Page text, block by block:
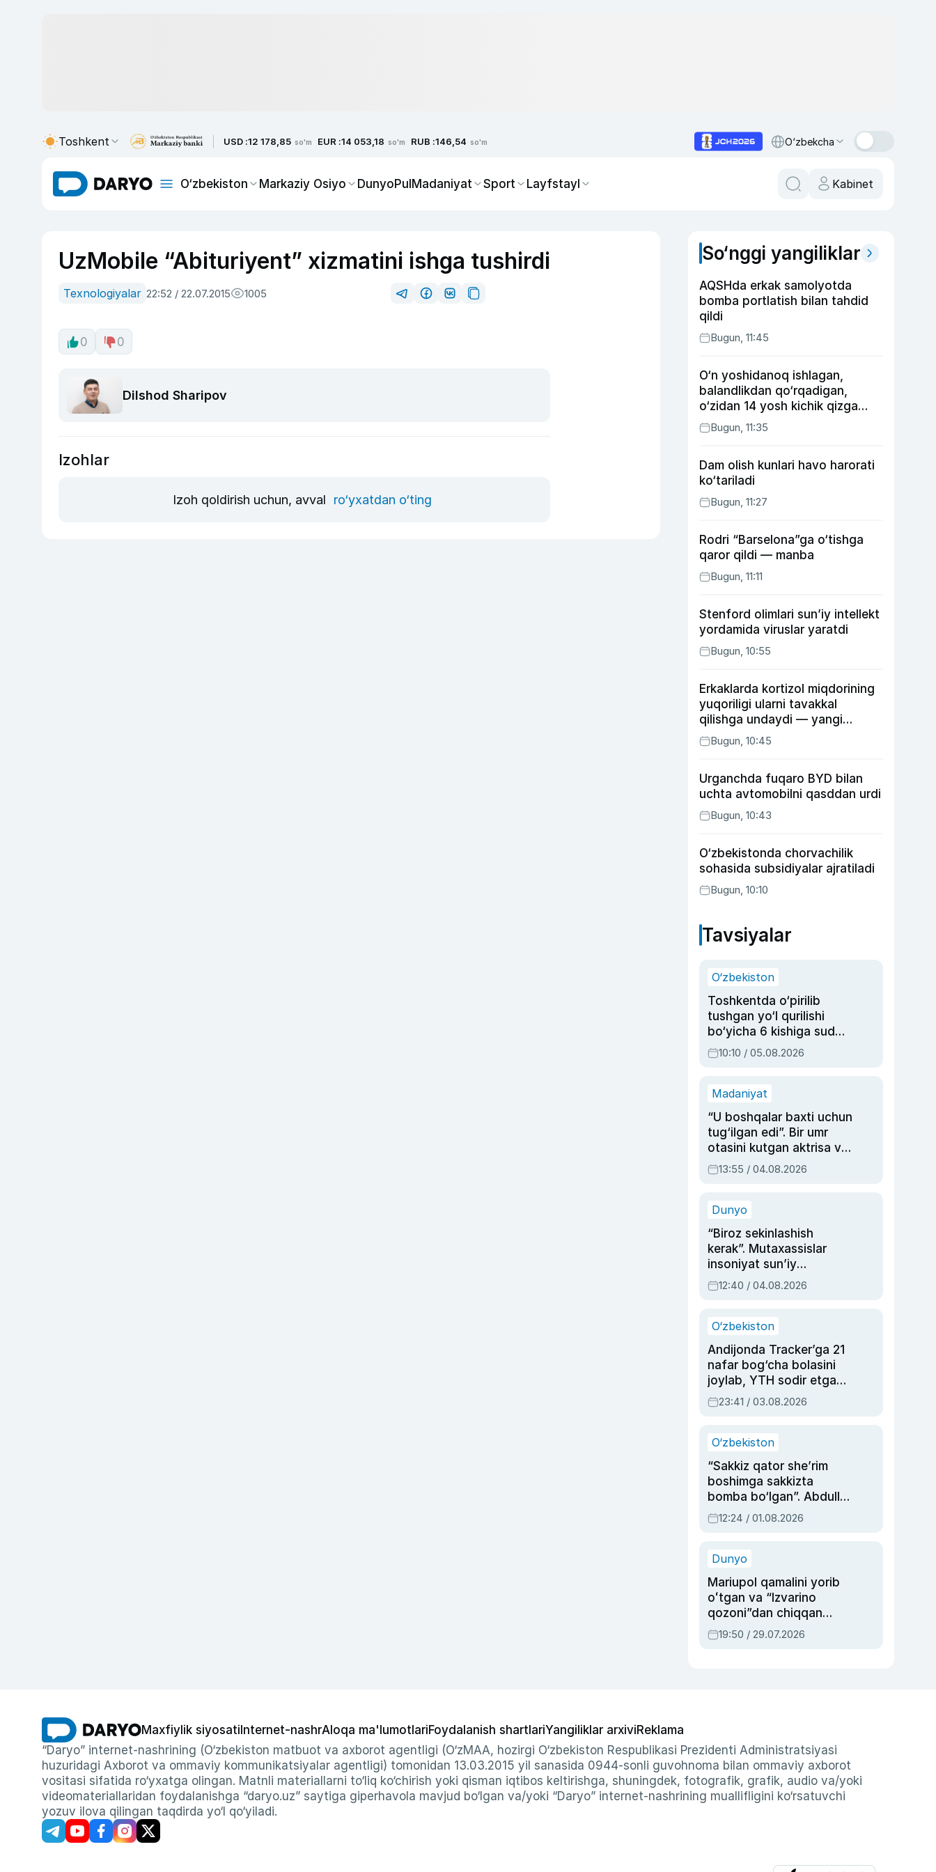
Toshkent USD :12 178,85 so'm EUR :14 053,18 so'm RUB :146,54 so'm O‘zbekcha
O‘zbekiston Markaziy Osiyo DunyoPulMadaniyat Sport Layfstayl Kabinet
UzMobile “Abituriyent” xizmatini ishga tushirdi
Texnologiyalar 22:52 / 22.07.2015 1005
0 0
Dilshod Sharipov
Izohlar
Izoh qoldirish uchun, avval ro‘yxatdan o‘ting
So‘nggi yangiliklar
AQSHda erkak samolyotda
bomba portlatish bilan tahdid
qildi
Bugun, 11:45
O‘n yoshidanoq ishlagan,
balandlikdan qo‘rqadigan,
o‘zidan 14 yosh kichik qizga
uylangan Yorqinxo‘ja Umarov
34 yoshda
Bugun, 11:35
Dam olish kunlari havo harorati
ko‘tariladi
Bugun, 11:27
Rodri “Barselona”ga o‘tishga
qaror qildi — manba
Bugun, 11:11
Stenford olimlari sun’iy intellekt
yordamida viruslar yaratdi
Bugun, 10:55
Erkaklarda kortizol miqdorining
yuqoriligi ularni tavakkal
qilishga undaydi — yangi
tadqiqot
Bugun, 10:45
Urganchda fuqaro BYD bilan
uchta avtomobilni qasddan urdi
Bugun, 10:43
O‘zbekistonda chorvachilik
sohasida subsidiyalar ajratiladi
Bugun, 10:10
Tavsiyalar
O‘zbekiston
Toshkentda o‘pirilib
tushgan yo‘l qurilishi
bo‘yicha 6 kishiga sud
hukmi o‘qildi
10:10 / 05.08.2026
Madaniyat
“U boshqalar baxti uchun
tug‘ilgan edi”. Bir umr
otasini kutgan aktrisa va
dublyaj ustasi Rimma
Ahmedovaning
13:55 / 04.08.2026
Dunyo
“Biroz sekinlashish
kerak”. Mutaxassislar
insoniyat sun’iy
intellektni boshqara
olmay qolishidan xavotir
12:40 / 04.08.2026
O‘zbekiston
Andijonda Tracker’ga 21
nafar bog‘cha bolasini
joylab, YTH sodir etgan
ayolga sud hukmi o‘qildi
23:41 / 03.08.2026
O‘zbekiston
“Sakkiz qator she’rim
boshimga sakkizta
bomba bo‘lgan”. Abdulla
Oripovni siyosiy
ayblovlardan asrab
12:24 / 01.08.2026
Dunyo
Mariupol qamalini yorib
oʻtgan va “Izvarino
qozoni”dan chiqqan
qahramon — Ukraina
armiyasi bosh
19:50 / 29.07.2026
Maxfiylik siyosati Internet-nashrAloqa ma'lumotlariFoydalanish shartlariYangiliklar arxiviReklama
“Daryo” internet-nashrining (O‘zbekiston matbuot va axborot agentligi (O‘zMAA, hozirgi O‘zbekiston Respublikasi Prezidenti Administratsiyasi
huzuridagi Axborot va ommaviy kommunikatsiyalar agentligi) tomonidan 13.03.2015 yil sanasida 0944-sonli guvohnoma bilan ommaviy axborot
vositasi sifatida ro‘yxatga olingan. Matnli materiallarni to‘liq ko‘chirish yoki qisman iqtibos keltirishga, shuningdek, fotografik, grafik, audio va/yoki
videomateriallaridan foydalanishga “daryo.uz” saytiga giperhavola mavjud bo‘lgan va/yoki “Daryo” internet-nashrining muallifligini ko‘rsatuvchi
yozuv ilova qilingan taqdirda yo‘l qo‘yiladi.